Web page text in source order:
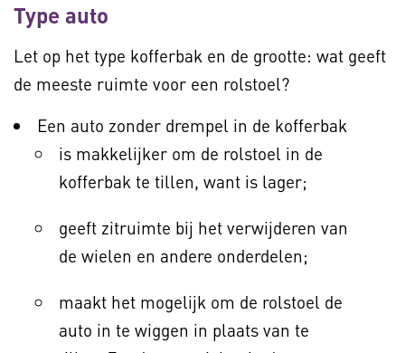
Type auto
Let op het type kofferbak en de grootte: wat geeft
de meeste ruimte voor een rolstoel?
Een auto zonder drempel in de kofferbak
is makkelijker om de rolstoel in de
kofferbak te tillen, want is lager;
geeft zitruimte bij het verwijderen van
de wielen en andere onderdelen;
maakt het mogelijk om de rolstoel de
auto in te wiggen in plaats van te